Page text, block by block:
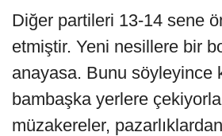
Diğer partileri 13-14 sene
etmiştir. Yeni nesillere bir
anayasa. Bunu söyleyince
bambaşka yerlere
müzakereler,